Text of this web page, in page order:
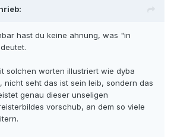
hast du keine ahnung, was "in
solchen worten illustriert wie dyba
nicht seht das ist sein leib, sondern das
genau dieser unseligen
vorschub, an dem so viele